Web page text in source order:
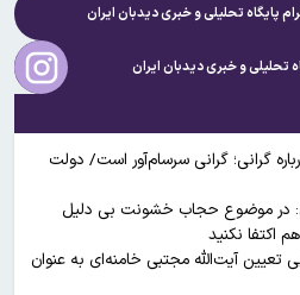
پایگاه تحلیلی و خبریدیدبان ایران
تحلیلی و خبریدیدبان ایران
گرانی‌؛ گرانی سرسام‌آور است/ دولت
در موضوع حجاب خشونت بی دلیل
اکتفا نکنید
تعیین آیت‌الله مجتبی خامنه‌ای به عنوان